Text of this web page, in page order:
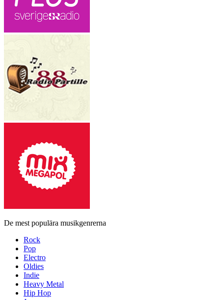
De mest populära musikgenrerna
Rock
Pop
Electro
Oldies
Indie
Heavy Metal
Hip Hop